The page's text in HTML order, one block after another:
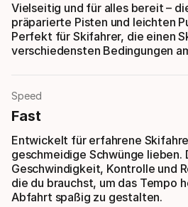
Vielseitig und für alles bereit –
präparierte Pisten und leichten
Perfekt für Skifahrer, die einen
verschiedensten Bedingungen
Speed
Fast
Entwickelt für erfahrene
geschmeidige Schwünge lieben.
Geschwindigkeit, Kontrolle und
die du brauchst, um das Tempo
Abfahrt spaßig zu gestalten.